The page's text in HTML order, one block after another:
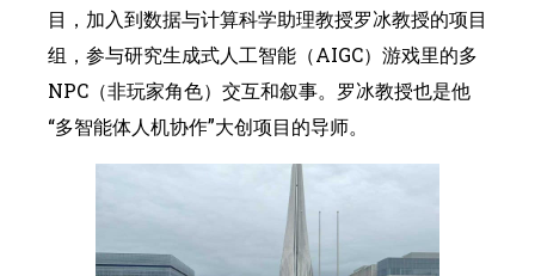
目，加入到数据与计算科学助理教授罗冰教授的项目
组，参与研究生成式人工智能（AIGC）游戏里的多
NPC（非玩家角色）交互和叙事。罗冰教授也是他
“多智能体人机协作”大创项目的导师。